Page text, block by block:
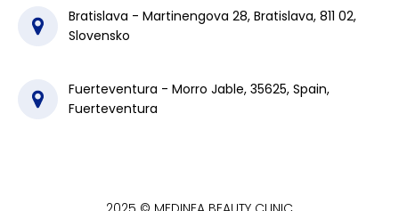
Bratislava - Martinengova 28, Bratislava, 811 02,
Slovensko
Fuerteventura - Morro Jable, 35625, Spain,
Fuerteventura